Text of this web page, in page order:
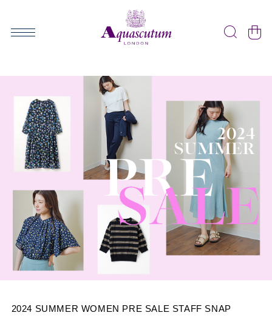
2024 SUMMER WOMEN PRE SALE STAFF SNAP